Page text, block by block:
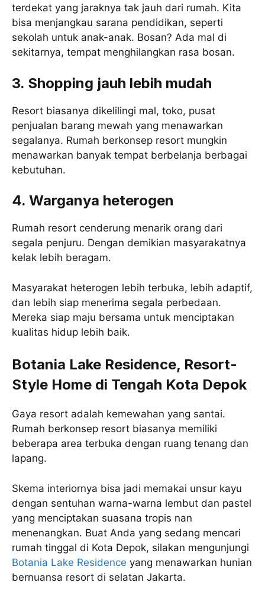
terdekat yang jaraknya tak jauh dari rumah. Kita
bisa menjangkau sarana pendidikan, seperti
sekolah untuk anak-anak. Bosan? Ada mal di
sekitarnya, tempat menghilangkan rasa bosan.
3. Shopping jauh lebih mudah
Resort biasanya dikelilingi mal, toko, pusat
penjualan barang mewah yang menawarkan
segalanya. Rumah berkonsep resort mungkin
menawarkan banyak tempat berbelanja berbagai
kebutuhan.
4. Warganya heterogen
Rumah resort cenderung menarik orang dari
segala penjuru. Dengan demikian masyarakatnya
kelak lebih beragam.
Masyarakat heterogen lebih terbuka, lebih adaptif,
dan lebih siap menerima segala perbedaan.
Mereka siap maju bersama untuk menciptakan
kualitas hidup lebih baik.
Botania Lake Residence, Resort-
Style Home di Tengah Kota Depok
Gaya resort adalah kemewahan yang santai.
Rumah berkonsep resort biasanya memiliki
beberapa area terbuka dengan ruang tenang dan
lapang.
Skema interiornya bisa jadi memakai unsur kayu
dengan sentuhan warna-warna lembut dan pastel
yang menciptakan suasana tropis nan
menenangkan. Buat Anda yang sedang mencari
rumah tinggal di Kota Depok, silakan mengunjungi
Botania Lake Residence yang menawarkan hunian
bernuansa resort di selatan Jakarta.